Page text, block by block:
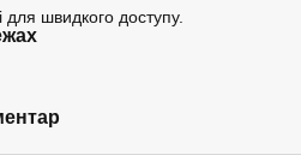
для швидкого доступу.